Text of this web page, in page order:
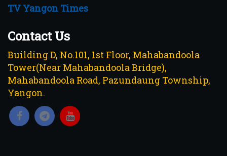
TV Yangon Times
Contact Us
Building D, No.101, 1st Floor, Mahabandoola
Tower(Near Mahabandoola Bridge),
Mahabandoola Road, Pazundaung Township,
Yangon.